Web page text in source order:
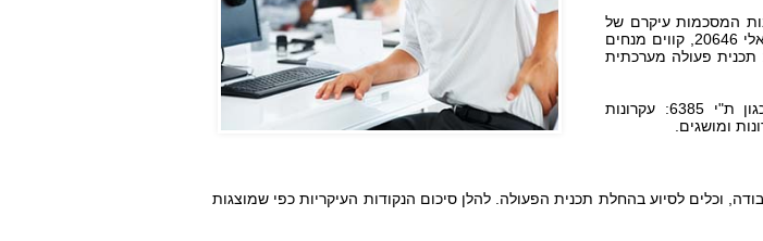
המסכמות עיקרם של
, קווים מנחים
תכנית פעולה מערכתית
התקן מסתמך על עקרונות ארגונומיים, כפי שמוצגים בתקנים נוספים, כגון ת"י 6385: עקרונות
וכלים לסיוע בהחלת תכנית הפעולה. להלן סיכום הנקודות העיקריות כפי שמוצגות